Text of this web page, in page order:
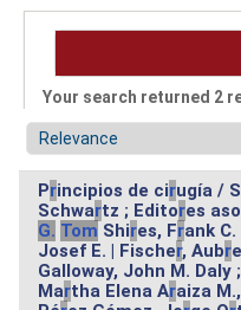
Your search returned 2
Principios de cirugía /
Schwartz ; Editores
G. Tom Shires, Frank
Josef E. | Fischer, Aubr
Galloway, John M. Daly
Martha Elena Araiza